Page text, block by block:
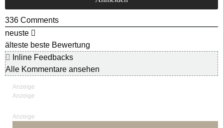
336 Comments
neuste
älteste beste Bewertung
Inline Feedbacks
Alle Kommentare ansehen
Anzeige